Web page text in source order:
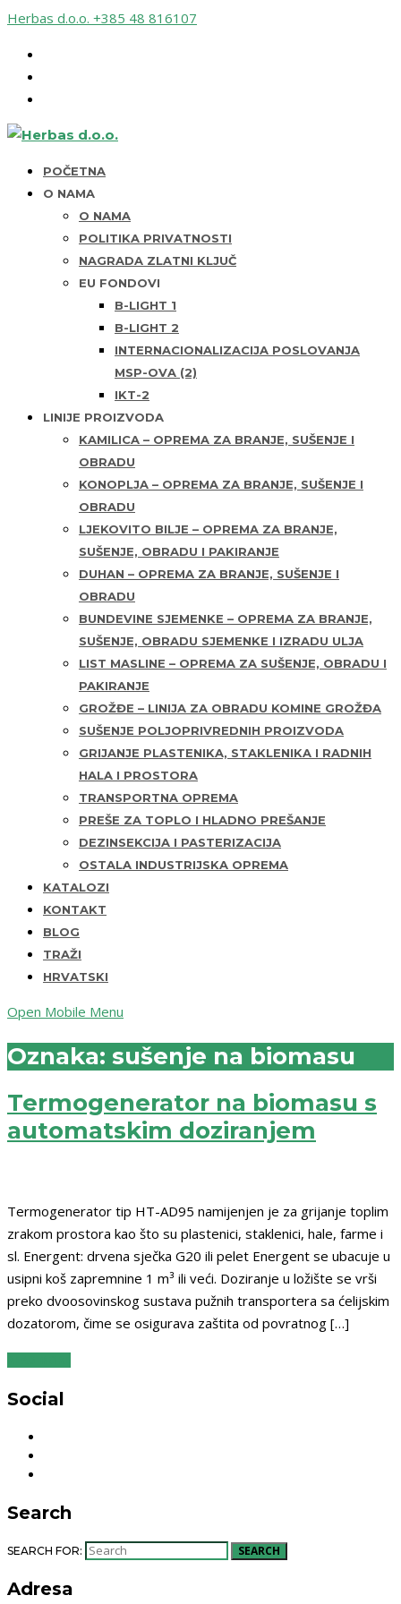
Herbas d.o.o. +385 48 816107
POČETNA
O NAMA
O NAMA
POLITIKA PRIVATNOSTI
NAGRADA ZLATNI KLJUČ
EU FONDOVI
B-LIGHT 1
B-LIGHT 2
INTERNACIONALIZACIJA POSLOVANJA
MSP-OVA (2)
IKT-2
LINIJE PROIZVODA
KAMILICA – OPREMA ZA BRANJE, SUŠENJE I
OBRADU
KONOPLJA – OPREMA ZA BRANJE, SUŠENJE I
OBRADU
LJEKOVITO BILJE – OPREMA ZA BRANJE,
SUŠENJE, OBRADU I PAKIRANJE
DUHAN – OPREMA ZA BRANJE, SUŠENJE I
OBRADU
BUNDEVINE SJEMENKE – OPREMA ZA BRANJE,
SUŠENJE, OBRADU SJEMENKE I IZRADU ULJA
LIST MASLINE – OPREMA ZA SUŠENJE, OBRADU I
PAKIRANJE
GROŽĐE – LINIJA ZA OBRADU KOMINE GROŽĐA
SUŠENJE POLJOPRIVREDNIH PROIZVODA
GRIJANJE PLASTENIKA, STAKLENIKA I RADNIH
HALA I PROSTORA
TRANSPORTNA OPREMA
PREŠE ZA TOPLO I HLADNO PREŠANJE
DEZINSEKCIJA I PASTERIZACIJA
OSTALA INDUSTRIJSKA OPREMA
KATALOZI
KONTAKT
BLOG
TRAŽI
HRVATSKI
Open Mobile Menu
Oznaka: sušenje na biomasu
Termogenerator na biomasu s
automatskim doziranjem
Termogenerator tip HT-AD95 namijenjen je za grijanje toplim
zrakom prostora kao što su plastenici, staklenici, hale, farme i
sl. Energent: drvena sječka G20 ili pelet Energent se ubacuje u
usipni koš zapremnine 1 m³ ili veći. Doziranje u ložište se vrši
preko dvoosovinskog sustava pužnih transportera sa ćelijskim
dozatorom, čime se osigurava zaštita od povratnog […]
Social
Search
SEARCH FOR: SEARCH
Adresa